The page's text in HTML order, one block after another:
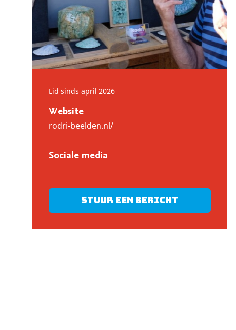
Lid sinds april 2026
Website
rodri-beelden.nl/
Sociale media
Stuur een bericht